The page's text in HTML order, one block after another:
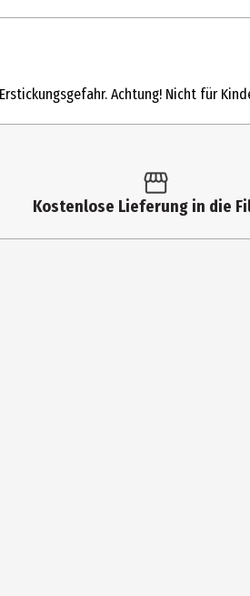
Achtung! Nicht für
Kostenlose Lieferung in die